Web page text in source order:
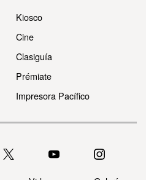
Kiosco
Cine
Clasiguía
Prémiate
Impresora Pacífico